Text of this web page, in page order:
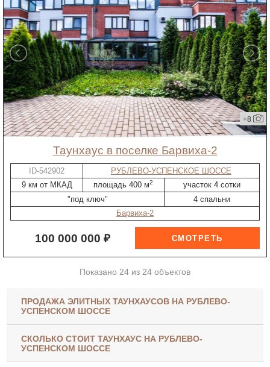
+8
таунхаус в поселке Барвиха-2
ID-542902
РУБЛЕВО-УСПЕНСКОЕ ШОССЕ
9 км от МКАД
площадь 400 м2
участок 4 сотки
"под ключ"
4 спальни
Барвиха-2
100 000 000 ₽
Показано 24 из 24 объектов
ПРОДАЖА ЭЛИТНЫХ ТАУНХАУСОВ НА РУБЛЕВО-
УСПЕНСКОМ ШОССЕ
СКОЛЬКО СТОИТ ТАУНХАУС НА РУБЛЕВО-
УСПЕНСКОМ ШОССЕ